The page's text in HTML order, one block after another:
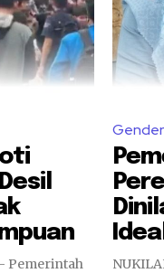
Pemerintah
Gender
Ideal